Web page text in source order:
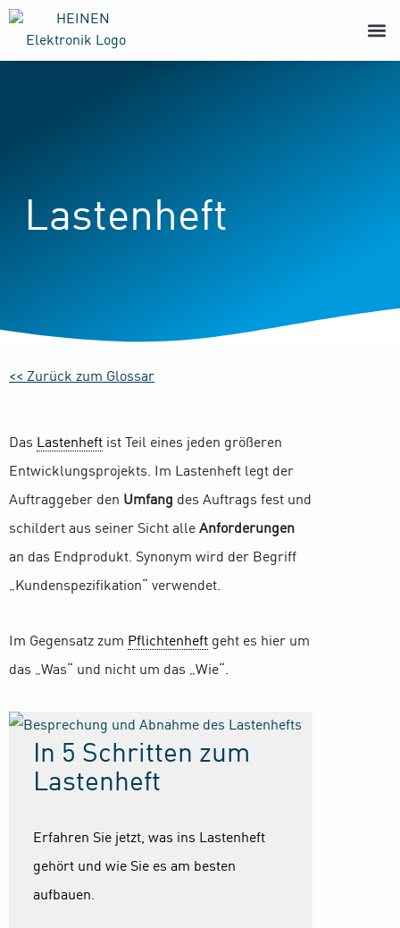
Lastenheft
<< Zurück zum Glossar
Das Lastenheft ist Teil eines jeden größeren
Entwicklungsprojekts. Im Lastenheft legt der
Auftraggeber den Umfang des Auftrags fest und
schildert aus seiner Sicht alle Anforderungen
an das Endprodukt. Synonym wird der Begriff
„Kundenspezifikation“ verwendet.
Im Gegensatz zum Pflichtenheft geht es hier um
das „Was“ und nicht um das „Wie“.
In 5 Schritten zum
Lastenheft
Erfahren Sie jetzt, was ins Lastenheft
gehört und wie Sie es am besten
aufbauen.